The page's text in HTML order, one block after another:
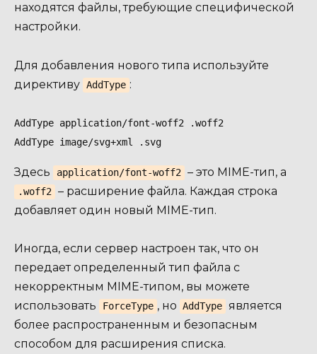
находятся файлы, требующие специфической
настройки.
Для добавления нового типа используйте
директиву AddType :
AddType application/font-woff2 .woff2
AddType image/svg+xml .svg
Здесь application/font-woff2 – это MIME-тип, а
.woff2 – расширение файла. Каждая строка
добавляет один новый MIME-тип.
Иногда, если сервер настроен так, что он
передает определенный тип файла с
некорректным MIME-типом, вы можете
использовать
ForceType , но AddType
является
более распространенным и безопасным
способом для расширения списка.